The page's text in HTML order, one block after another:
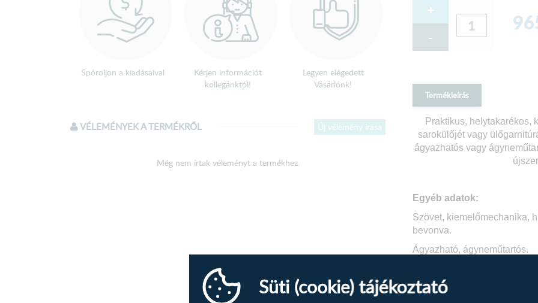
Spóroljon a kiadásaival
Kérjen információt
kollegánktól!
Legyen elégedett
Vásárlónk!
VÉLEMÉNYEK A TERMÉKRŐL Új vélemény írása
Még nem írtak véleményt a termékhez.
+
-
Termékleírás
Praktikus, helytakarékos,
sarokülőjét vagy
ágyazhatós vagy
Egyéb adatok:
Szövet, kiemelőmechanika,
bevonva.
Ágyazható, ágyneműtartós.
Süti (cookie) tájékoztató